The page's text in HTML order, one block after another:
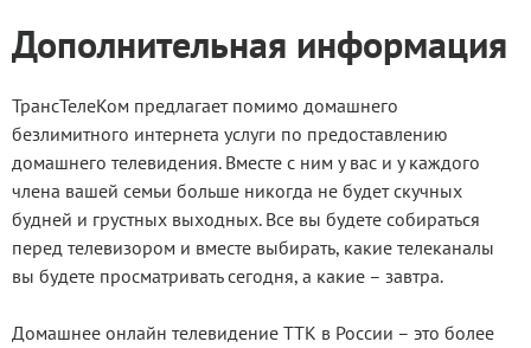
Дополнительная информация
ТрансТелеКом предлагает помимо домашнего
безлимитного интернета услуги по предоставлению
домашнего телевидения. Вместе с ним у вас и у каждого
члена вашей семьи больше никогда не будет скучных
будней и грустных выходных. Все вы будете собираться
перед телевизором и вместе выбирать, какие телеканалы
вы будете просматривать сегодня, а какие – завтра.
Домашнее онлайн телевидение ТТК в России – это более